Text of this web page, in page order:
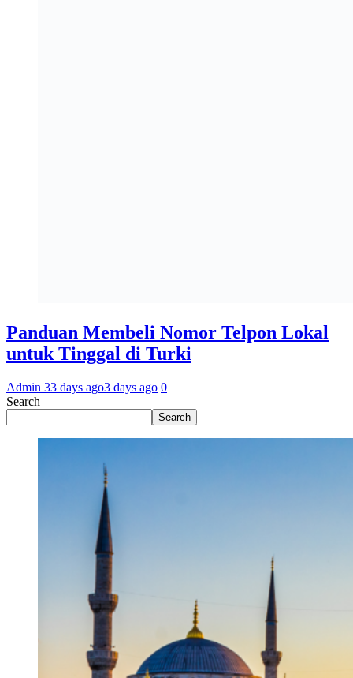
Panduan Membeli Nomor Telpon Lokal
untuk Tinggal di Turki
Admin 33 days ago3 days ago 0
Search
Search